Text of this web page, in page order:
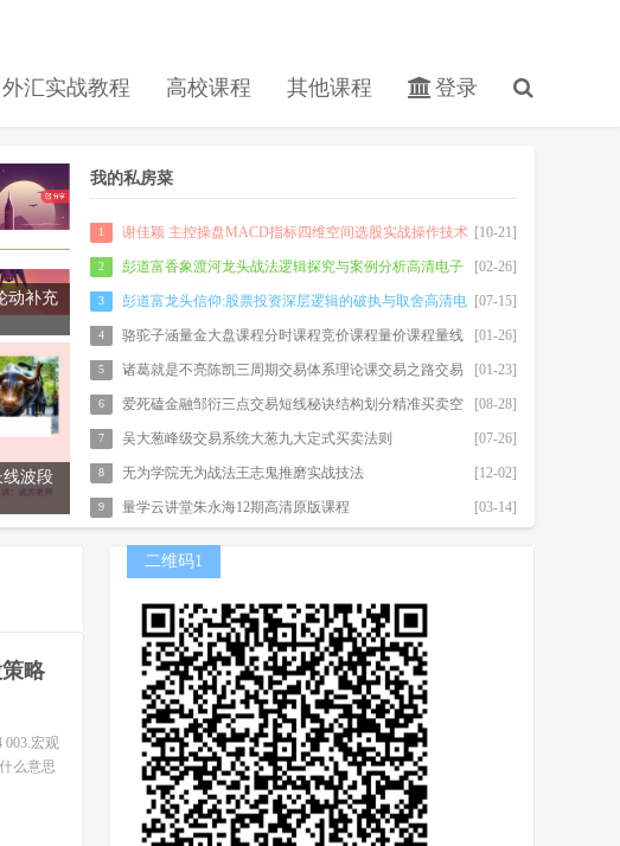
外汇实战教程 高校课程 其他课程 登录
动补充
波段
我的私房菜
1 [10-21]
谢佳颖 主控操盘MACD指标四维空间选股实战操作技术
分析4天股票期货内部培训视频课程
2 [02-26]
彭道富香象渡河龙头战法逻辑探究与案例分析高清电子
书500m
3 [07-15]
彭道富龙头信仰:股票投资深层逻辑的破执与取舍高清电
子书
4 [01-26]
骆驼子涵量金大盘课程分时课程竞价课程量价课程量线
5 [01-23]
诸葛就是不亮陈凯三周期交易体系理论课交易之路交易
系统视频课程
6 [08-28]
爱死磕金融邹衍三点交易短线秘诀结构划分精准买卖空
间测算系统课程赠送计算器
7 [07-26]
吴大葱峰级交易系统大葱九大定式买卖法则
8 [12-02]
无为学院无为战法王志鬼推磨实战技法
9 [03-14]
量学云讲堂朱永海12期高清原版课程
略
003.宏观
么意思
二维码1